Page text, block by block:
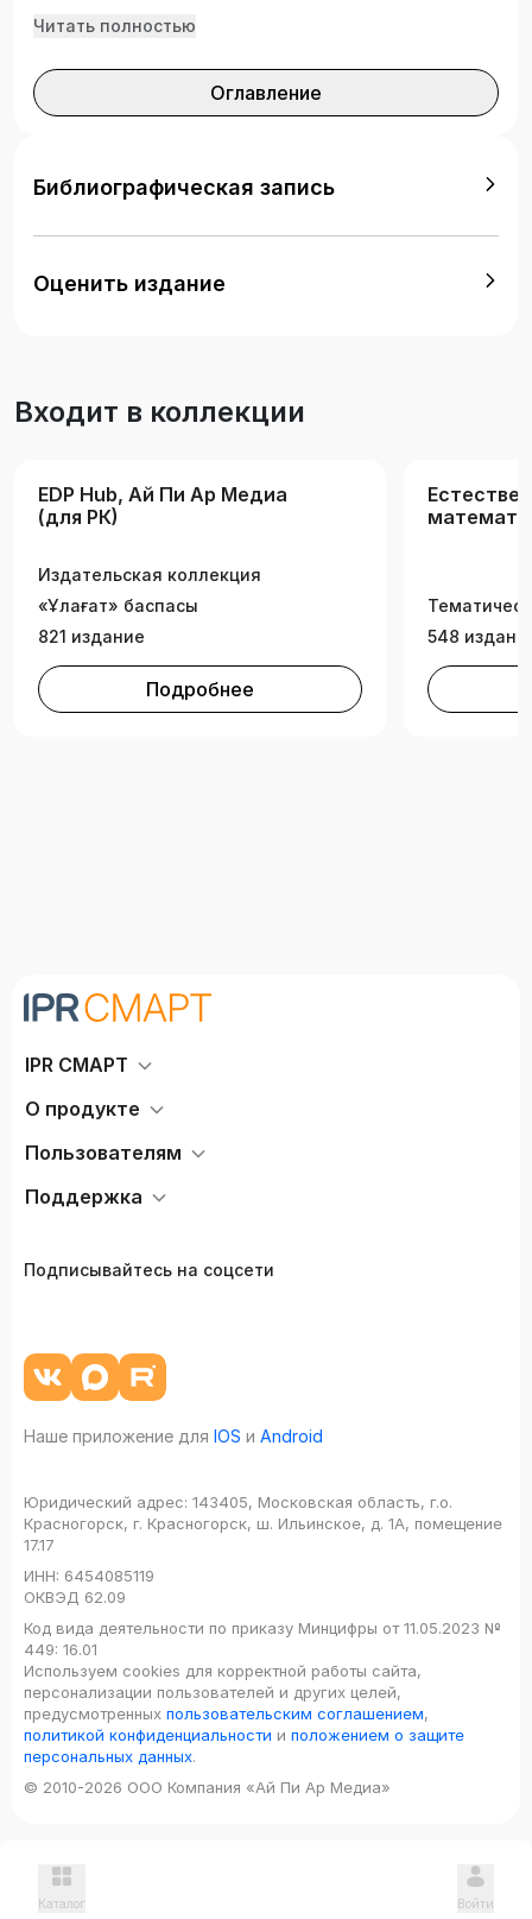
направлений. В издании систематизированы
охватывающие работу с матрицами,
векторами, системами линейных уравнений,
практическими примерами на языке Python с
SymPy и Matplotlib, что позволяет студентам
закрепить материал через программирование
и визуализацию. Учебное пособие
«Вычислительная техника и программное
Читать полностью
Оглавление
Библиографическая запись
Оценить издание
Входит в коллекции
EDP Hub, Ай Пи Ар Медиа
(для РК)
Издательская коллекция
«Ұлағат» баспасы
821 издание
Подробнее
548
IPR СМАРТ
О продукте
Пользователям
Поддержка
Подписывайтесь на соцсети
Наше приложение для IOS и Android
Юридический адрес: 143405, Московская область, г.о.
Красногорск, г. Красногорск, ш. Ильинское, д. 1А, помещение
17.17
ИНН: 6454085119
ОКВЭД 62.09
Код вида деятельности по приказу Минцифры от 11.05.2023 №
449: 16.01
Используем cookies для корректной работы сайта,
персонализации пользователей и других целей,
предусмотренных пользовательским соглашением,
политикой конфиденциальности и положением о защите
персональных данных.
© 2010-2026 ООО Компания «Ай Пи Ар Медиа»
Каталог Войти